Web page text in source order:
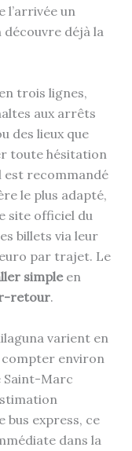
l’arrivée un
découvre déjà la
trois lignes,
aux arrêts
des lieux que
toute hésitation
est recommandé
le plus adapté,
site officiel du
billets via leur
par trajet. Le
simpleen
retour.
varient en
compter environ
Saint-Marc
bus express, ce
dans la